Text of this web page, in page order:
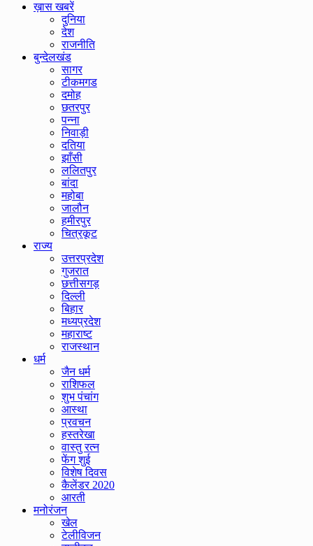
ख़ास खबरें
दुनिया
देश
राजनीति
बुन्देलखंड
सागर
टीकमगड
दमोह
छतरपुर
पन्ना
निवाड़ी
दतिया
झाँसी
ललितपुर
बांदा
महोबा
जालौन
हमीरपुर
चित्रकूट
राज्य
उत्तरप्रदेश
गुजरात
छत्तीसगड़
दिल्ली
बिहार
मध्यप्रदेश
महाराष्ट
राजस्थान
धर्म
जैन धर्म
राशिफल
शुभ पंचांग
आस्था
प्रवचन
हस्तरेखा
वास्तु रत्न
फेंग शुई
विशेष दिवस
कैलेंडर 2020
आरती
मनोरंजन
खेल
टेलीविजन